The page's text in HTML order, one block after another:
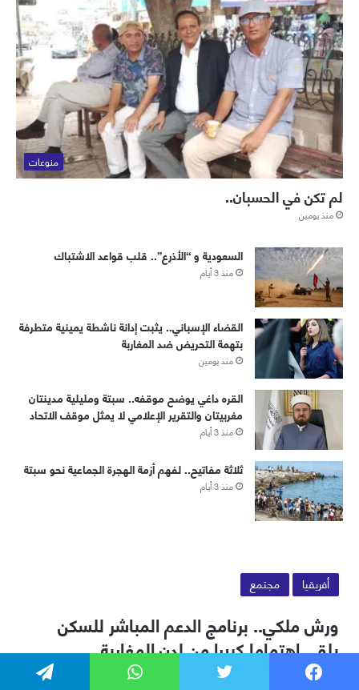
منوعات
لم تكن في الحسبان..
منذ يومين
‏⁧‫السعودية‬⁩ و “الأذرع”.. قلب قواعد الاشتباك
منذ 3 أيام
القضاء الإسباني.. يثبت إدانة ناشطة يمينية متطرفة
بتهمة التحريض ضد المغاربة
منذ يومين
القره داغي يوضح موقفه.. سبتة ومليلية مدينتان
مغربيتان والتقرير الإعلامي لا يمثل موقف الاتحاد
منذ 3 أيام
ثلاثة مفاتيح.. لفهم أزمة الهجرة الجماعية نحو سبتة
منذ 3 أيام